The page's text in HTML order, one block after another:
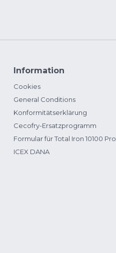
Information
Cookies
General Conditions
Konformitätserklärung
Cecofry-Ersatzprogramm
Formular für Total Iron 10100 Pro
ICEX DANA